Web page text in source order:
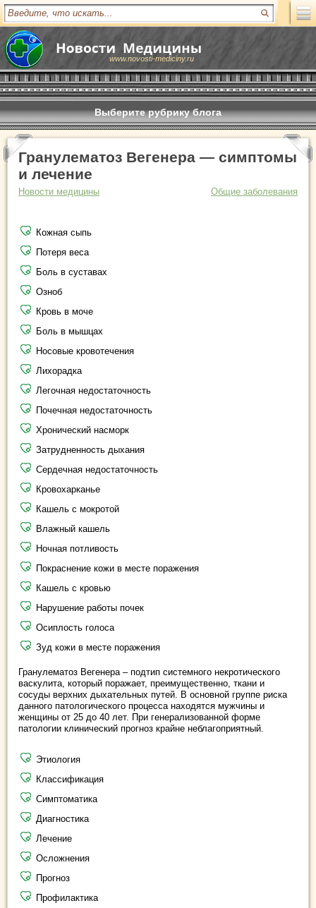
www.novosti-mediciny.ru
Выберите рубрику блога
Гранулематоз Вегенера — симптомы
и лечение
Новости медицины Общие заболевания
Кожная сыпь
Потеря веса
Боль в суставах
Озноб
Кровь в моче
Боль в мышцах
Носовые кровотечения
Лихорадка
Легочная недостаточность
Почечная недостаточность
Хронический насморк
Затрудненность дыхания
Сердечная недостаточность
Кровохарканье
Кашель с мокротой
Влажный кашель
Ночная потливость
Покраснение кожи в месте поражения
Кашель с кровью
Нарушение работы почек
Осиплость голоса
Зуд кожи в месте поражения
Гранулематоз Вегенера – подтип системного некротического
васкулита, который поражает, преимущественно, ткани и
сосуды верхних дыхательных путей. В основной группе риска
данного патологического процесса находятся мужчины и
женщины от 25 до 40 лет. При генерализованной форме
патологии клинический прогноз крайне неблагоприятный.
Этиология
Классификация
Симптоматика
Диагностика
Лечение
Осложнения
Прогноз
Профилактика